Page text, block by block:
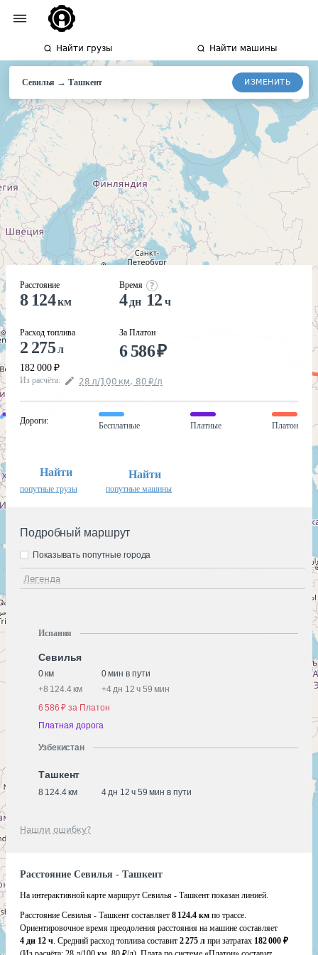
Найти грузы Найти машины
Севилья →Ташкент ИЗМЕНИТЬ
Расстояние
8 124км
Расход топлива
2 275л
182 000 ₽
Время
4 дн 12 ч
За Платон
6 586₽
Из расчёта: 28 л/100 км, 80 ₽/л
Дороги:
Бесплатные Платные Платон
Найти
попутные грузы
Найти
попутные машины
Подробный маршрут
Легенда
Показывать попутные города
Испания
Севилья
0 км
0 мин в пути
+8 124.4 км +4 дн 12 ч 59 мин
6 586 ₽ за Платон
Платная дорога
Узбекистан
Ташкент
8 124.4 км 4 дн 12 ч 59 мин в пути
Нашли ошибку?
Расстояние Севилья - Ташкент
На интерактивной карте маршрут Севилья - Ташкент показан линией.
Расстояние Севилья - Ташкент составляет 8 124.4 км по трассе.
Ориентировочное время преодоления расстояния на машине составляет
4 дн 12 ч. Средний расход топлива составит 2 275 л при затратах 182 000 ₽